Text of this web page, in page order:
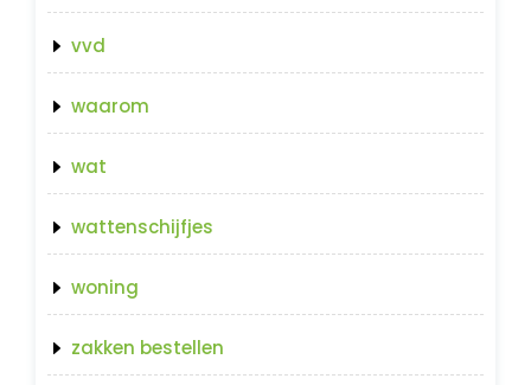
vvd
waarom
wat
wattenschijfjes
woning
zakken bestellen